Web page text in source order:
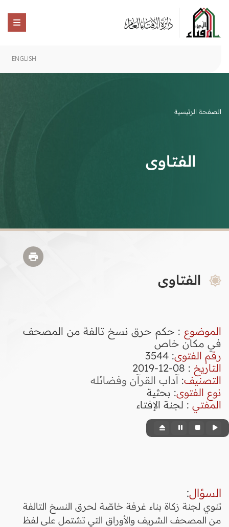
ENGLISH
الصفحة الرئيسية
الفتاوى
الفتاوى
الموضوع : حكم حرق نسخ تالفة من المصحف
في مكان خاص
رقم الفتوى:
3544
التاريخ : 08-12-2019
التصنيف: آداب القرآن وفضائله
نوع الفتوى: بحثية
المفتي : لجنة الإفتاء
السؤال:
تنوي لجنة زكاة بناء غرفة خاصّة لحرق النسخ التالفة
من المصحف الشريف والأوراق التي تشتمل على لفظ